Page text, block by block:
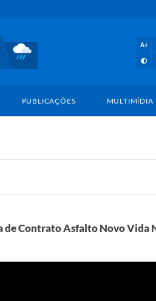
A+
PUBLICAÇÕES MULTIMÍDIA
de Contrato Asfalto Novo Vida